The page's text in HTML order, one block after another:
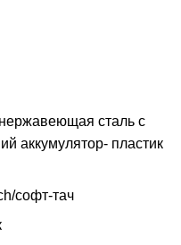
cталь с
аккумулятор- пластик
софт-тач